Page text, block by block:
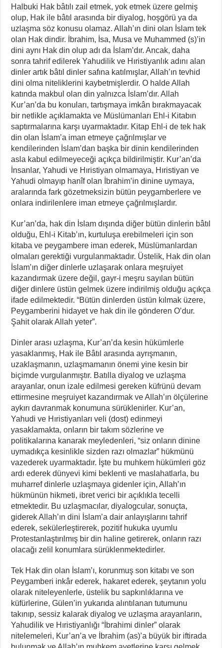
Halbuki Hak bâtılı zail etmek, yok etmek üzere gelmiş
olup, Hak ile bâtıl arasında bir diyalog, hoşgörü ya da
uzlaşma söz konusu olamaz. Allah’ın dini olan İslam tek
olan Hak dindir. İbrahim, İsa, Musa ve Muhammed (s)’in
dini aynı Hak din olup adı da İslam’dır. Ancak, daha
sonra tahrif edilerek Yahudilik ve Hıristiyanlık adını alan
dinler artık bâtıl dinler safına katılmışlar, Allah’ın tevhid
dini olma niteliklerini kaybetmişlerdir. O halde Allah
katında makbul olan din yalnızca İslam’dır. Allah
Kur’an’da bu konuları, tartışmaya imkân bırakmayacak
bir netlikle açıklamakta ve Müslümanları Ehl-i Kitabın
saptırmalarına karşı uyarmaktadır. Kitap Ehl-i de tek hak
din olan İslam’a iman etmeye çağrılmışlar ve
kendilerinden İslam’dan başka bir dinin kendilerinden
asla kabul edilmeyeceği açıkça bildirilmiştir. Kur’an’da
İnsanlar, Yahudi ve Hıristiyan olmamaya, Hıristiyan ve
Yahudi olmayıp hanîf olan İbrahim’in dinine uymaya,
aralarında fark gözetmeksizin bütün peygamberlere ve
onlara indirilenlere iman etmeye çağrılmışlardır.
Kur’an’da, hak din İslam dışında diğer bütün dinlerin bâtıl
olduğu, Ehl-i Kitab’ın, kurtuluşa erebilmeleri için son
kitaba ve peygambere iman ederek, Müslümanlardan
olmaları gerektiği vurgulanmaktadır. Üstelik, Hak din olan
İslam’ın diğer dinlerle uzlaşarak onlara meşruiyet
kazandırmak üzere değil, gayr-i meşru sayılan bütün
diğer dinlere üstün gelmek üzere indirilmiş olduğu açıkça
ifade edilmektedir. “Bütün dinlerden üstün kılmak üzere,
Peygamberini hidayet ve hak din ile gönderen O’dur.
Şahit olarak Allah yeter”.
Dinler arası uzlaşma, Kur’an’da kesin hükümlerle
yasaklanmış, Hak ile Bâtıl arasında ayrışmanın,
uzaklaşmanın, uzlaşmamanın önemi yine kesin bir
biçimde vurgulanmıştır. Batılla diyalog ve uzlaşma
arayanlar, onun izale edilmesi gereken küfrünü devam
ettirmesine meşruiyet kazandırmak ve Allah’ın ölçülerine
aykırı davranmak konumuna sürüklenirler. Kur’an,
Yahudi ve Hıristiyanları veli (dost) edinmeyi
yasaklamakta, onların bir takım sözlerine ve
politikalarına kanarak meyledenleri, “siz onların dinine
uymadıkça kesinlikle sizden razı olmazlar” hükmünü
vazederek uyarmaktadır. İşte bu muhkem hükümleri göz
ardı ederek dünyevi kimi beklenti ve maslahatlarla, bu
muharref dinlerle uzlaşmaya gidenler için, Allah’ın
hükmünün hikmeti, ibret verici bir açıklıkla tecelli
etmektedir. Bu uzlaşmacılar, diyalogcular, sonuçta,
giderek Allah’ın dini İslam’a dair anlayışlarını tahrif
ederek, sekülerleştirerek, pozitif hukuka uyumlu
Protestanlaştırılmış bir din haline getirerek, onların razı
olacağı zelil konumlara sürüklenmektedirler.
Tek Hak din olan İslam’ı, korunmuş son kitabı ve son
Peygamberi inkâr ederek, hakaret ederek, şeytanın yolu
olarak niteleyenlerle, üstelik bu sapkınlıklarına ve
küfürlerine, Gülen’in yukarıda alıntılanan tutumunu
takınıp, sessiz kalarak diyalog ve uzlaşma arayanların,
Yahudilik ve Hıristiyanlığı “İbrahimi dinler” olarak
nitelemeleri, Kur’an’a ve İbrahim (as)’a büyük bir iftirada